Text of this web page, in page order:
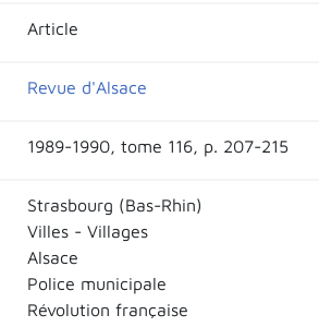
Article
Revue d'Alsace
1989-1990, tome 116, p. 207-215
Strasbourg (Bas-Rhin)
Villes - Villages
Alsace
Police municipale
Révolution française